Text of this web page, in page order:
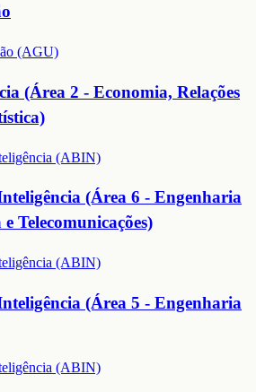
(AGU)
(Área 2 - Economia, Relações
(ABIN)
(Área 6 - Engenharia
Telecomunicações)
(ABIN)
(Área 5 - Engenharia
(ABIN)